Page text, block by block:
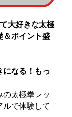
大好きな太極
＆ポイント盛
になる！もっ
の太極拳レッ
ルで体験して